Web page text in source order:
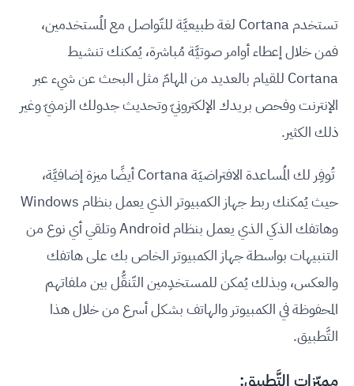
تستخدم Cortana لغة طبيعيَّة للتّواصل مع المُستخدمين،
فمن خلال إعطاء أوامر صوتيَّة مُباشرة، يُمكنك تنشيط
Cortana للقيام بالعديد من المهامّ مثل البحث عن شيء عبر
الإنترنت وفحص بريدك الإلكترونيّ وتحديث جدولك الزمنيّ وغير
ذلك الكثير.
تُوفِر لك المُساعدة الافتراضيَة Cortana أيضًا ميزة إضافيَّة،
حيث يُمكنك ربط جهاز الكمبيوتر الذي يعمل بنظام Windows
وهاتفك الذكي الذي يعمل بنظام Android وتلقي أي نوع من
التنبيهات بواسطة جهاز الكمبيوتر الخاص بك على هاتفك
والعكس، وبذلك يُمكن للمستخدِمين التّنقُّل بين ملفاتهم
المحفوظة في الكمبيوتر والهاتف بشكل أسرع من خلال هذا
التَّطبيق.
مميّزات التَّطبيق: